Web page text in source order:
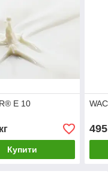
E 10
Купити
495